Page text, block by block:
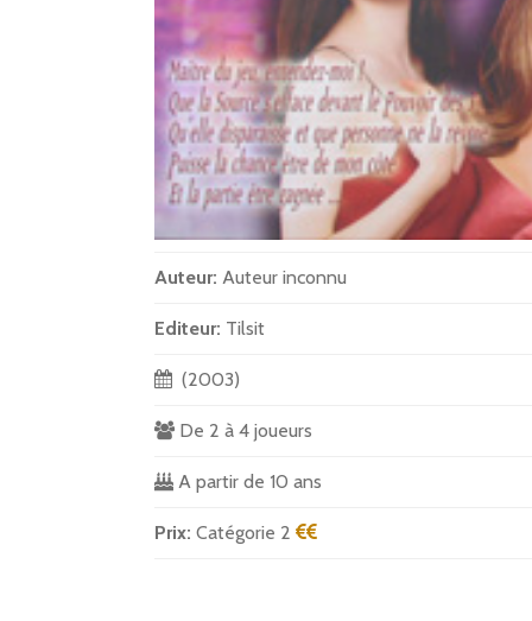
Auteur: Auteur inconnu
Editeur: Tilsit
(2003)
De 2 à 4 joueurs
A partir de 10 ans
Prix: Catégorie 2